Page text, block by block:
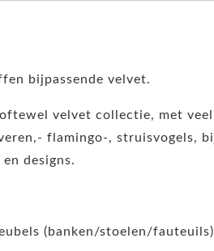
bijpassende velvet.
velvet collectie, met
flamingo-, struisvogels,
designs.
(banken/stoelen/